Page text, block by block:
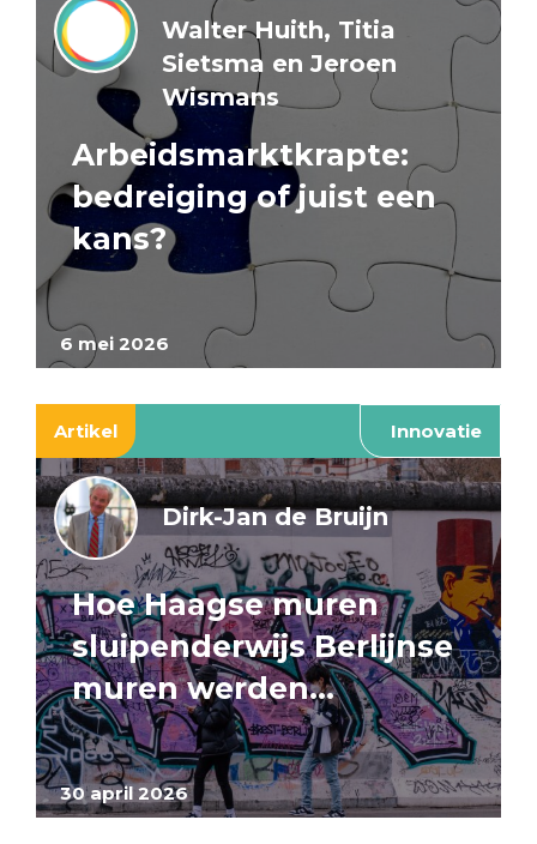
6 mei 2026
Walter Huith, Titia
Sietsma en Jeroen
Wismans
Arbeidsmarktkrapte:
bedreiging of juist een
kans?
Artikel Innovatie
30 april 2026
Dirk-Jan de Bruijn
Hoe Haagse muren
sluipenderwijs Berlijnse
muren werden…